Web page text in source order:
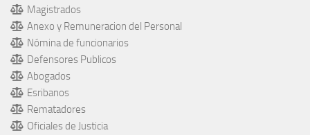
Magistrados
Anexo y Remuneracion del Personal
Nómina de funcionarios
Defensores Publicos
Abogados
Esribanos
Rematadores
Oficiales de Justicia